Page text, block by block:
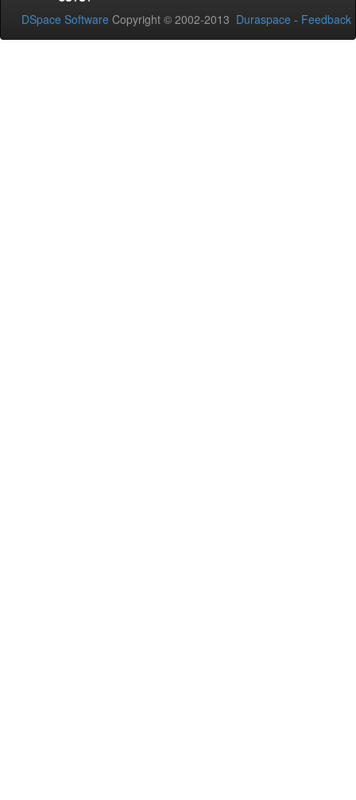
DSpace Software Copyright © 2002-2013 Duraspace - Feedback